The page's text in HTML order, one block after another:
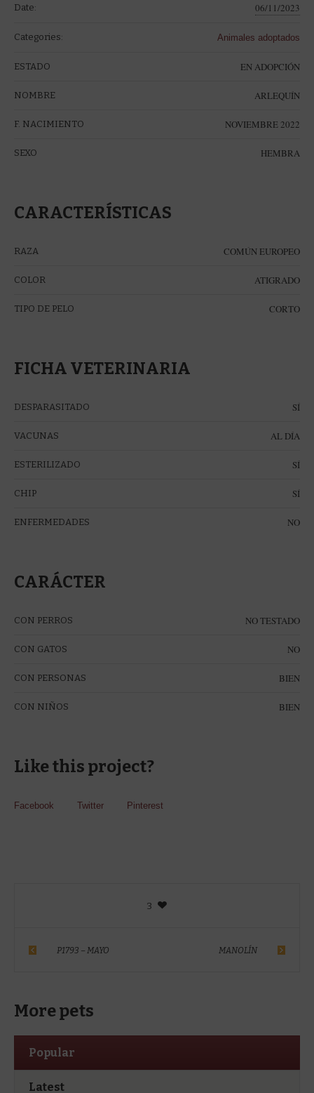
Date: 06/11/2023
Categories: Animales adoptados
ESTADO EN ADOPCIÓN
NOMBRE ARLEQUÍN
F. NACIMIENTO NOVIEMBRE 2022
SEXO HEMBRA
CARACTERÍSTICAS
RAZA COMÚN EUROPEO
COLOR ATIGRADO
TIPO DE PELO CORTO
FICHA VETERINARIA
DESPARASITADO SÍ
VACUNAS AL DÍA
ESTERILIZADO SÍ
CHIP SÍ
ENFERMEDADES NO
CARÁCTER
CON PERROS NO TESTADO
CON GATOS NO
CON PERSONAS BIEN
CON NIÑOS BIEN
Like this project?
Facebook Twitter Pinterest
3
P1793 – MAYO MANOLÍN
More pets
Popular
Latest